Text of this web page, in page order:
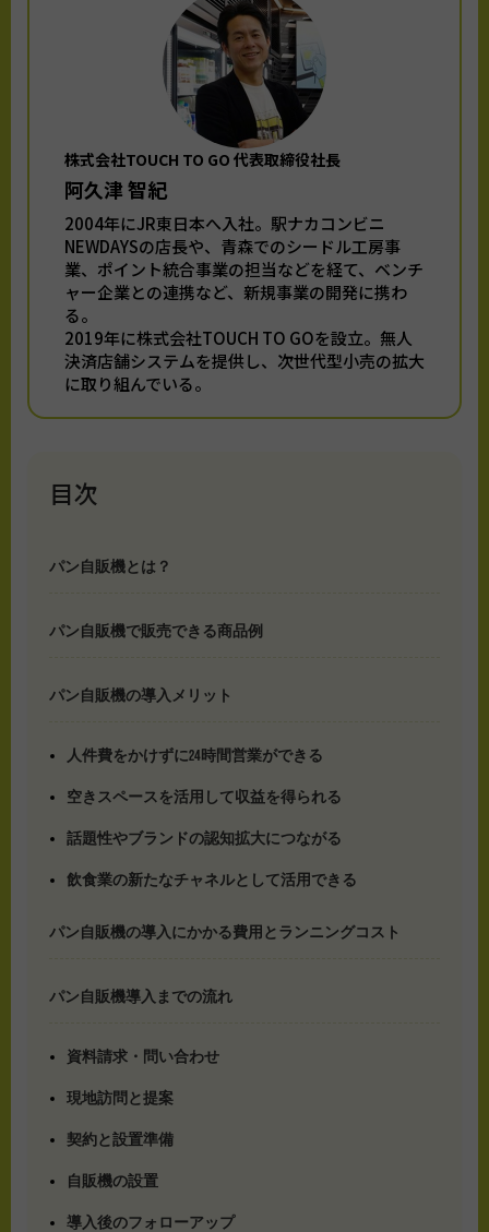
株式会社TOUCH TO GO 代表取締役社長
阿久津 智紀
2004年にJR東日本へ入社。駅ナカコンビニ
NEWDAYSの店長や、青森でのシードル工房事
業、ポイント統合事業の担当などを経て、ベンチ
ャー企業との連携など、新規事業の開発に携わ
る。
2019年に株式会社TOUCH TO GOを設立。無人
決済店舗システムを提供し、次世代型小売の拡大
に取り組んでいる。
目次
パン自販機とは？
パン自販機で販売できる商品例
パン自販機の導入メリット
人件費をかけずに24時間営業ができる
空きスペースを活用して収益を得られる
話題性やブランドの認知拡大につながる
飲食業の新たなチャネルとして活用できる
パン自販機の導入にかかる費用とランニングコスト
パン自販機導入までの流れ
資料請求・問い合わせ
現地訪問と提案
契約と設置準備
自販機の設置
導入後のフォローアップ